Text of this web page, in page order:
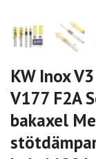
KW Inox
V177 F2A
bakaxel